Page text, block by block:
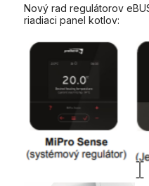
Nový rad regulátorov
riadiaci panel kotlov: